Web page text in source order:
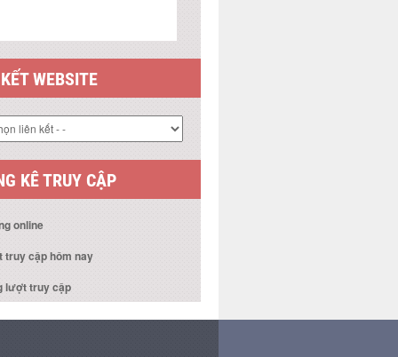
WEBSITE
KÊ TRUY CẬP
online
truy cập hôm nay
lượt truy cập